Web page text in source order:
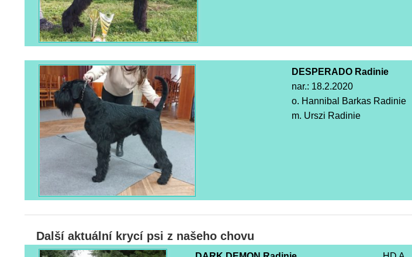
DESPERADO Radinie
nar.: 18.2.2020
o. Hannibal Barkas Radinie
m. Urszi Radinie
Další aktuální krycí psi z našeho chovu